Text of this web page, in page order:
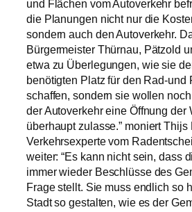
“Der Rosensteintunnel sollte den
und Flächen vom Autoverkehr
die Planungen nicht nur die
sondern auch den Autoverkehr.
Bürgermeister Thürnau, Pätzold
etwa zu Überlegungen, wie sie
benötigten Platz für den Rad-und
schaffen, sondern sie wollen noch
der Autoverkehr eine Öffnung der
überhaupt zulasse.” moniert Thijs
Verkehrsexperte vom
weiter: “Es kann nicht sein, dass
immer wieder Beschlüsse des
Frage stellt. Sie muss endlich so